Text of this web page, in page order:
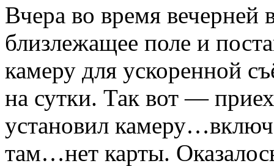
Вчера во время вечерней
близлежащее поле и
камеру для ускоренной
на сутки. Так вот —
установил
там…нет карты.